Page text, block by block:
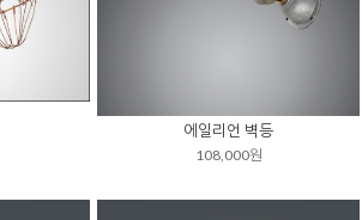
에일리언 벽등
108,000원